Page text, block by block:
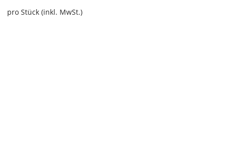
pro Stück (inkl. MwSt.)